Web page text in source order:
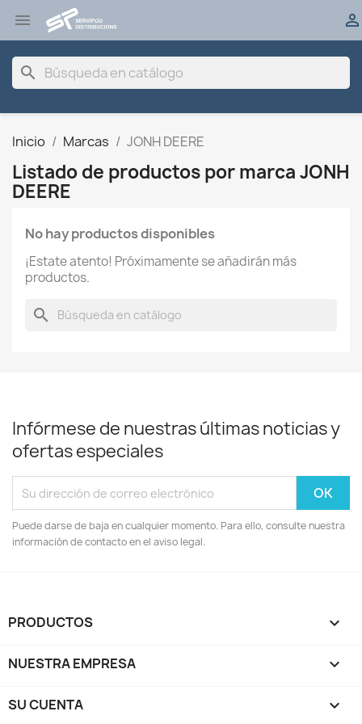
 
search
Inicio Marcas JONH DEERE
Listado de productos por marca JONH
DEERE
No hay productos disponibles
¡Estate atento! Próximamente se añadirán más
productos.
search
Infórmese de nuestras últimas noticias y
ofertas especiales
Puede darse de baja en cualquier momento. Para ello, consulte nuestra
información de contacto en el aviso legal.
PRODUCTOS 
NUESTRA EMPRESA 
SU CUENTA 